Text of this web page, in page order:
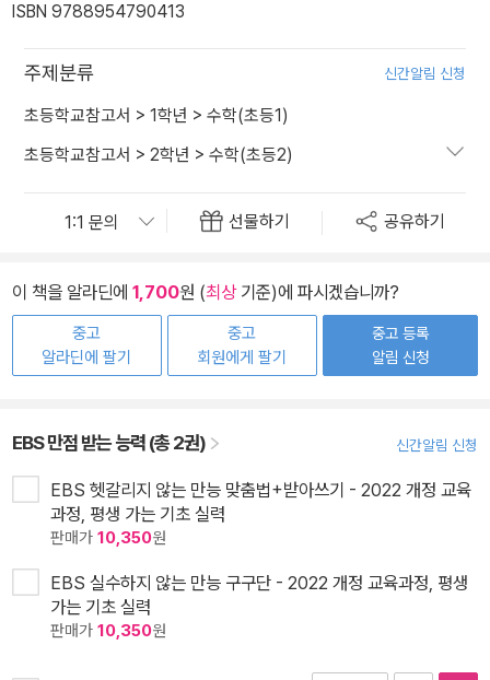
ISBN 9788954790413
주제분류 신간알림 신청
초등학교참고서 > 1학년 > 수학(초등1)
초등학교참고서 > 2학년 > 수학(초등2)
선물하기 공유하기
이 책을 알라딘에 1,700원 (최상기준)에 파시겠습니까?
중고
알라딘에 팔기
중고
회원에게 팔기
중고 등록
알림 신청
EBS 만점 받는 능력 (총 2권) 신간알림 신청
EBS 헷갈리지 않는 만능 맞춤법+받아쓰기 - 2022 개정 교육
과정, 평생 가는 기초 실력
판매가 10,350원
EBS 실수하지 않는 만능 구구단 - 2022 개정 교육과정, 평생
가는 기초 실력
판매가 10,350원